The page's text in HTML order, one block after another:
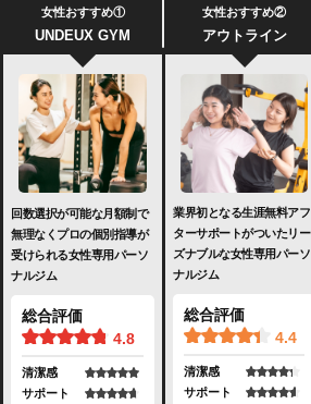
女性おすすめ①
UNDEUX GYM
女性おすすめ②
アウトライン
回数選択が可能な月額制で
無理なくプロの個別指導が
受けられる女性専用パーソ
ナルジム
総合評価
4.8
清潔感
サポート
業界初となる生涯無料アフ
ターサポートがついたリー
ズナブルな女性専用パーソ
ナルジム
総合評価
4.4
清潔感
サポート